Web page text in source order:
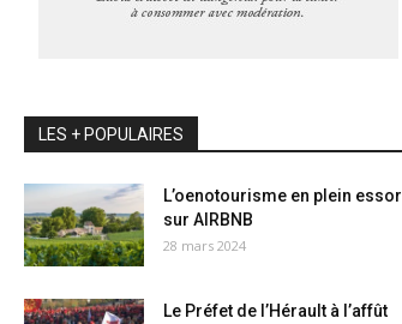
LES + POPULAIRES
L’oenotourisme en plein essor
sur AIRBNB
28 mars 2024
Le Préfet de l’Hérault à l’affût